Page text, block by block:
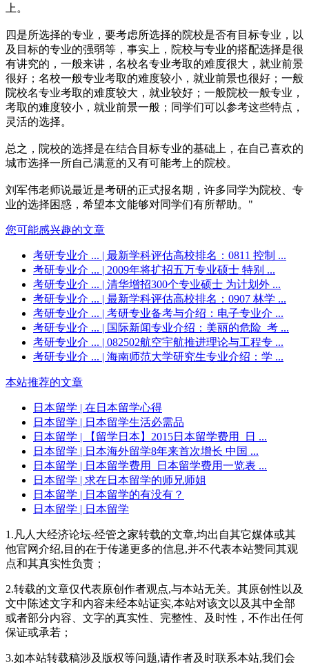
上。
四是所选择的专业，要考虑所选择的院校是否有目标专业，以
及目标的专业的强弱等，事实上，院校与专业的搭配选择是很
有讲究的，一般来讲，名校名专业考取的难度很大，就业前景
很好；名校一般专业考取的难度较小，就业前景也很好；一般
院校名专业考取的难度较大，就业较好；一般院校一般专业，
考取的难度较小，就业前景一般；同学们可以参考这些特点，
灵活的选择。
总之，院校的选择是在结合目标专业的基础上，在自己喜欢的
城市选择一所自己满意的又有可能考上的院校。
刘军伟老师说最近是考研的正式报名期，许多同学为院校、专
业的选择困惑，希望本文能够对同学们有所帮助。"
您可能感兴趣的文章
考研专业介 ... | 最新学科评估高校排名：0811 控制 ...
考研专业介 ... | 2009年将扩招五万专业硕士 特别 ...
考研专业介 ... | 清华增招300个专业硕士 为计划外 ...
考研专业介 ... | 最新学科评估高校排名：0907 林学 ...
考研专业介 ... | 考研专业备考与介绍：电子专业介 ...
考研专业介 ... | 国际新闻专业介绍：美丽的危险_考 ...
考研专业介 ... | 082502航空宇航推进理论与工程专 ...
考研专业介 ... | 海南师范大学研究生专业介绍：学 ...
本站推荐的文章
日本留学 | 在日本留学心得
日本留学 | 日本留学生活必需品
日本留学 | 【留学日本】2015日本留学费用_日 ...
日本留学 | 日本海外留学8年来首次增长 中国 ...
日本留学 | 日本留学费用_日本留学费用一览表 ...
日本留学 | 求在日本留学的师兄师姐
日本留学 | 日本留学的有没有？
日本留学 | 日本留学
1.凡人大经济论坛-经管之家转载的文章,均出自其它媒体或其
他官网介绍,目的在于传递更多的信息,并不代表本站赞同其观
点和其真实性负责；
2.转载的文章仅代表原创作者观点,与本站无关。其原创性以及
文中陈述文字和内容未经本站证实,本站对该文以及其中全部
或者部分内容、文字的真实性、完整性、及时性，不作出任何
保证或承若；
3.如本站转载稿涉及版权等问题,请作者及时联系本站,我们会